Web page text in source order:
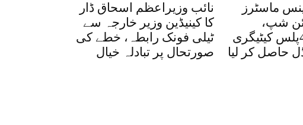
نائب وزیراعظم اسحاق ڈار
کا کینیڈین وزیر خارجہ سے
ٹیلی فونک رابطہ، خطے کی
صورتحال پر تبادلہ خیال
ماسٹرز
شپ،
پاکستان نے 45پلس کیٹیگری
حاصل کر لیا